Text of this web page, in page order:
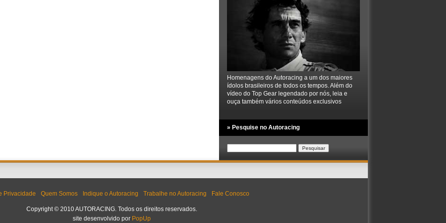
Homenagens do Autoracing a um dos maiores
ídolos brasileiros de todos os tempos. Além do
vídeo do Top Gear legendado por nós, leia e
ouça também vários conteúdos exclusivos
» Pesquise no Autoracing
por:
Privacidade Quem Somos Indique o Autoracing Trabalhe no Autoracing Fale Conosco
Copyright © 2010 AUTORACING. Todos os direitos reservados.
site desenvolvido por PopUp